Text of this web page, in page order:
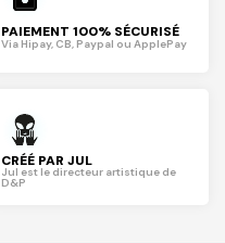
PAIEMENT 100% SÉCURISÉ
Via Hipay, CB, Paypal ou ApplePay
CRÉÉ PAR JUL
Jul est le directeur artistique de
D&P